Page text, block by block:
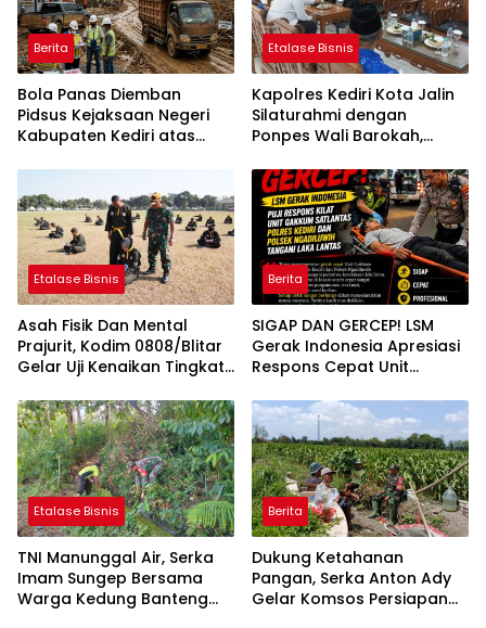
Berita
Bola Panas Diemban
Pidsus Kejaksaan Negeri
Kabupaten Kediri atas
Penggunaan Material
Ilegal Proyek Tol Kediri
Oleh PT. HASTARI JAYA
SENTOSA
Etalase Bisnis
Kapolres Kediri Kota Jalin
Silaturahmi dengan
Ponpes Wali Barokah,
Ulama
Etalase Bisnis
Asah Fisik Dan Mental
Prajurit, Kodim 0808/Blitar
Gelar Uji Kenaikan Tingkat
Berita
SIGAP DAN GERCEP! LSM
Gerak Indonesia Apresiasi
Respons Cepat Unit
Kediri dan Polsek
Ngadiluwih dalam
Penanganan Kecelakaan
Lalu Lintas
Etalase Bisnis
TNI Manunggal Air, Serka
Imam Sungep Bersama
Warga Kedung Banteng
Berita
Dukung Ketahanan
Pangan, Serka Anton Ady
Gelar Komsos Persiapan